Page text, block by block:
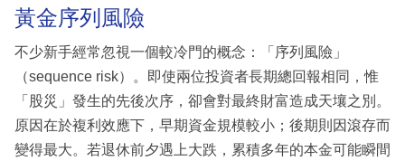
黃金序列風險
不少新手經常忽視一個較冷門的概念：「序列風險」
（sequence risk）。即使兩位投資者長期總回報相同，惟
「股災」發生的先後次序，卻會對最終財富造成天壤之別。
原因在於複利效應下，早期資金規模較小；後期則因滾存而
變得最大。若退休前夕遇上大跌，累積多年的本金可能瞬間